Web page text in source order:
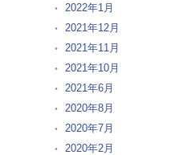
2022年1月
2021年12月
2021年11月
2021年10月
2021年6月
2020年8月
2020年7月
2020年2月